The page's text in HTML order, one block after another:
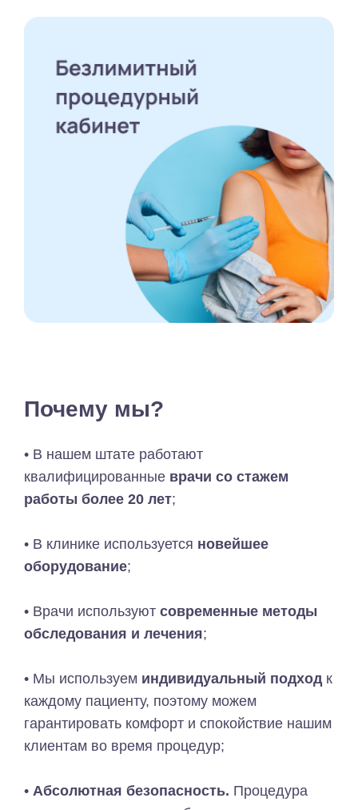
Почему мы?
• В нашем штате работают
квалифицированные врачи со стажем
работы более 20 лет;
• В клинике используется новейшее
оборудование;
• Врачи используют современные методы
обследования и лечения;
• Мы используем индивидуальный подход к
каждому пациенту, поэтому можем
гарантировать комфорт и спокойствие нашим
клиентам во время процедур;
• Абсолютная безопасность. Процедура